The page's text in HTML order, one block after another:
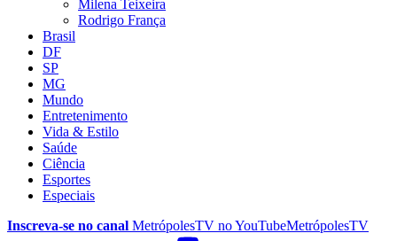
Milena Teixeira
Rodrigo França
Brasil
DF
SP
MG
Mundo
Entretenimento
Vida & Estilo
Saúde
Ciência
Esportes
Especiais
Inscreva-se no canal MetrópolesTV noYouTubeMetrópolesTV